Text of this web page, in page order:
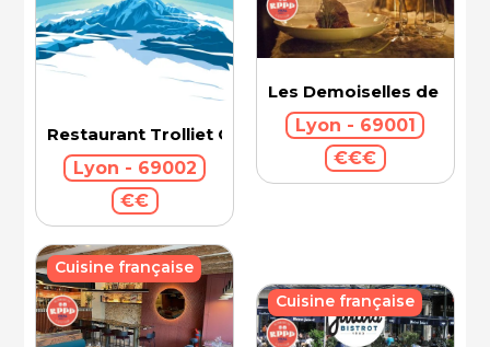
Restaurant Trolliet Grand Hotel Dieu
Lyon - 69002
€€
Les Demoiselles de
Lyon - 69001
€€€
Cuisine française
Cuisine française